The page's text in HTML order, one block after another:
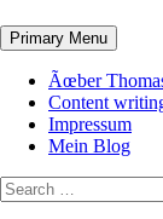
Search
Primary Menu Skip
to
Ãœber
Content
Impressum
Mein Blog
Search
for: